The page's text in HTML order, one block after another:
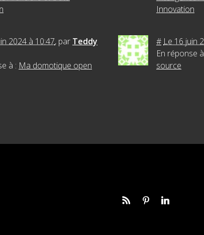
Innovation
2024 à 10:47, par Teddy
à : Ma domotique open
# Le 16 juin
En réponse
source